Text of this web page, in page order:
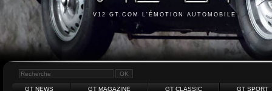
V12 GT.COM L'ÉMOTION AUTOMOBILE
GT NEWS GT MAGAZINE GT CLASSIC GT SPORT